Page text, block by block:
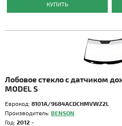
КУПИТЬ
Лобовое стекло с датчиком
MODEL S
Еврокод: 8101A/9684ACDCHMVWZ2L
Производитель: BENSON
Год: 2012 -